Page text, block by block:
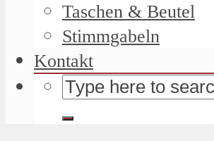
Taschen & Beutel
Stimmgabeln
Kontakt